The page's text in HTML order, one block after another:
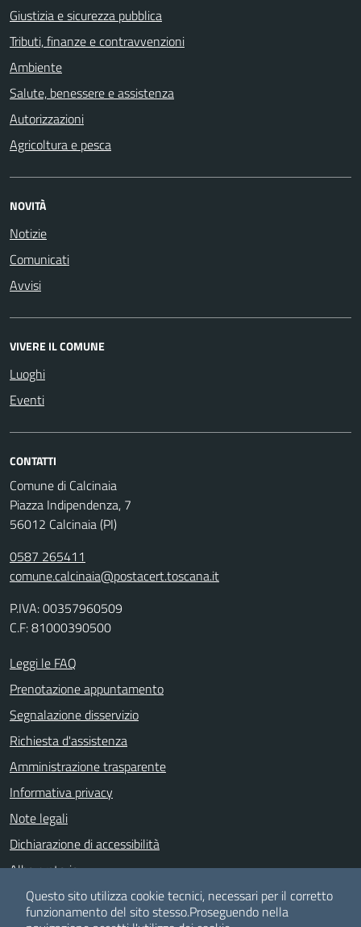
Giustizia e sicurezza pubblica
Tributi, finanze e contravvenzioni
Ambiente
Salute, benessere e assistenza
Autorizzazioni
Agricoltura e pesca
NOVITÀ
Notizie
Comunicati
Avvisi
VIVERE IL COMUNE
Luoghi
Eventi
CONTATTI
Comune di Calcinaia
Piazza Indipendenza, 7
56012 Calcinaia (PI)
0587 265411
comune.calcinaia@postacert.toscana.it
P.IVA: 00357960509
C.F: 81000390500
Leggi le FAQ
Prenotazione appuntamento
Segnalazione disservizio
Richiesta d'assistenza
Amministrazione trasparente
Informativa privacy
Note legali
Dichiarazione di accessibilità
Albo pretorio
Meccanismo di feedback
Questo sito utilizza cookie tecnici, necessari per il corretto
funzionamento del sito stesso.Proseguendo nella